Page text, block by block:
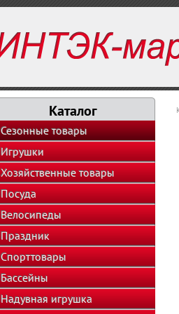
Каталог
Сезонные товары
Игрушки
Хозяйственные товары
Посуда
Велосипеды
Праздник
Спорттовары
Бассейны
Надувная игрушка